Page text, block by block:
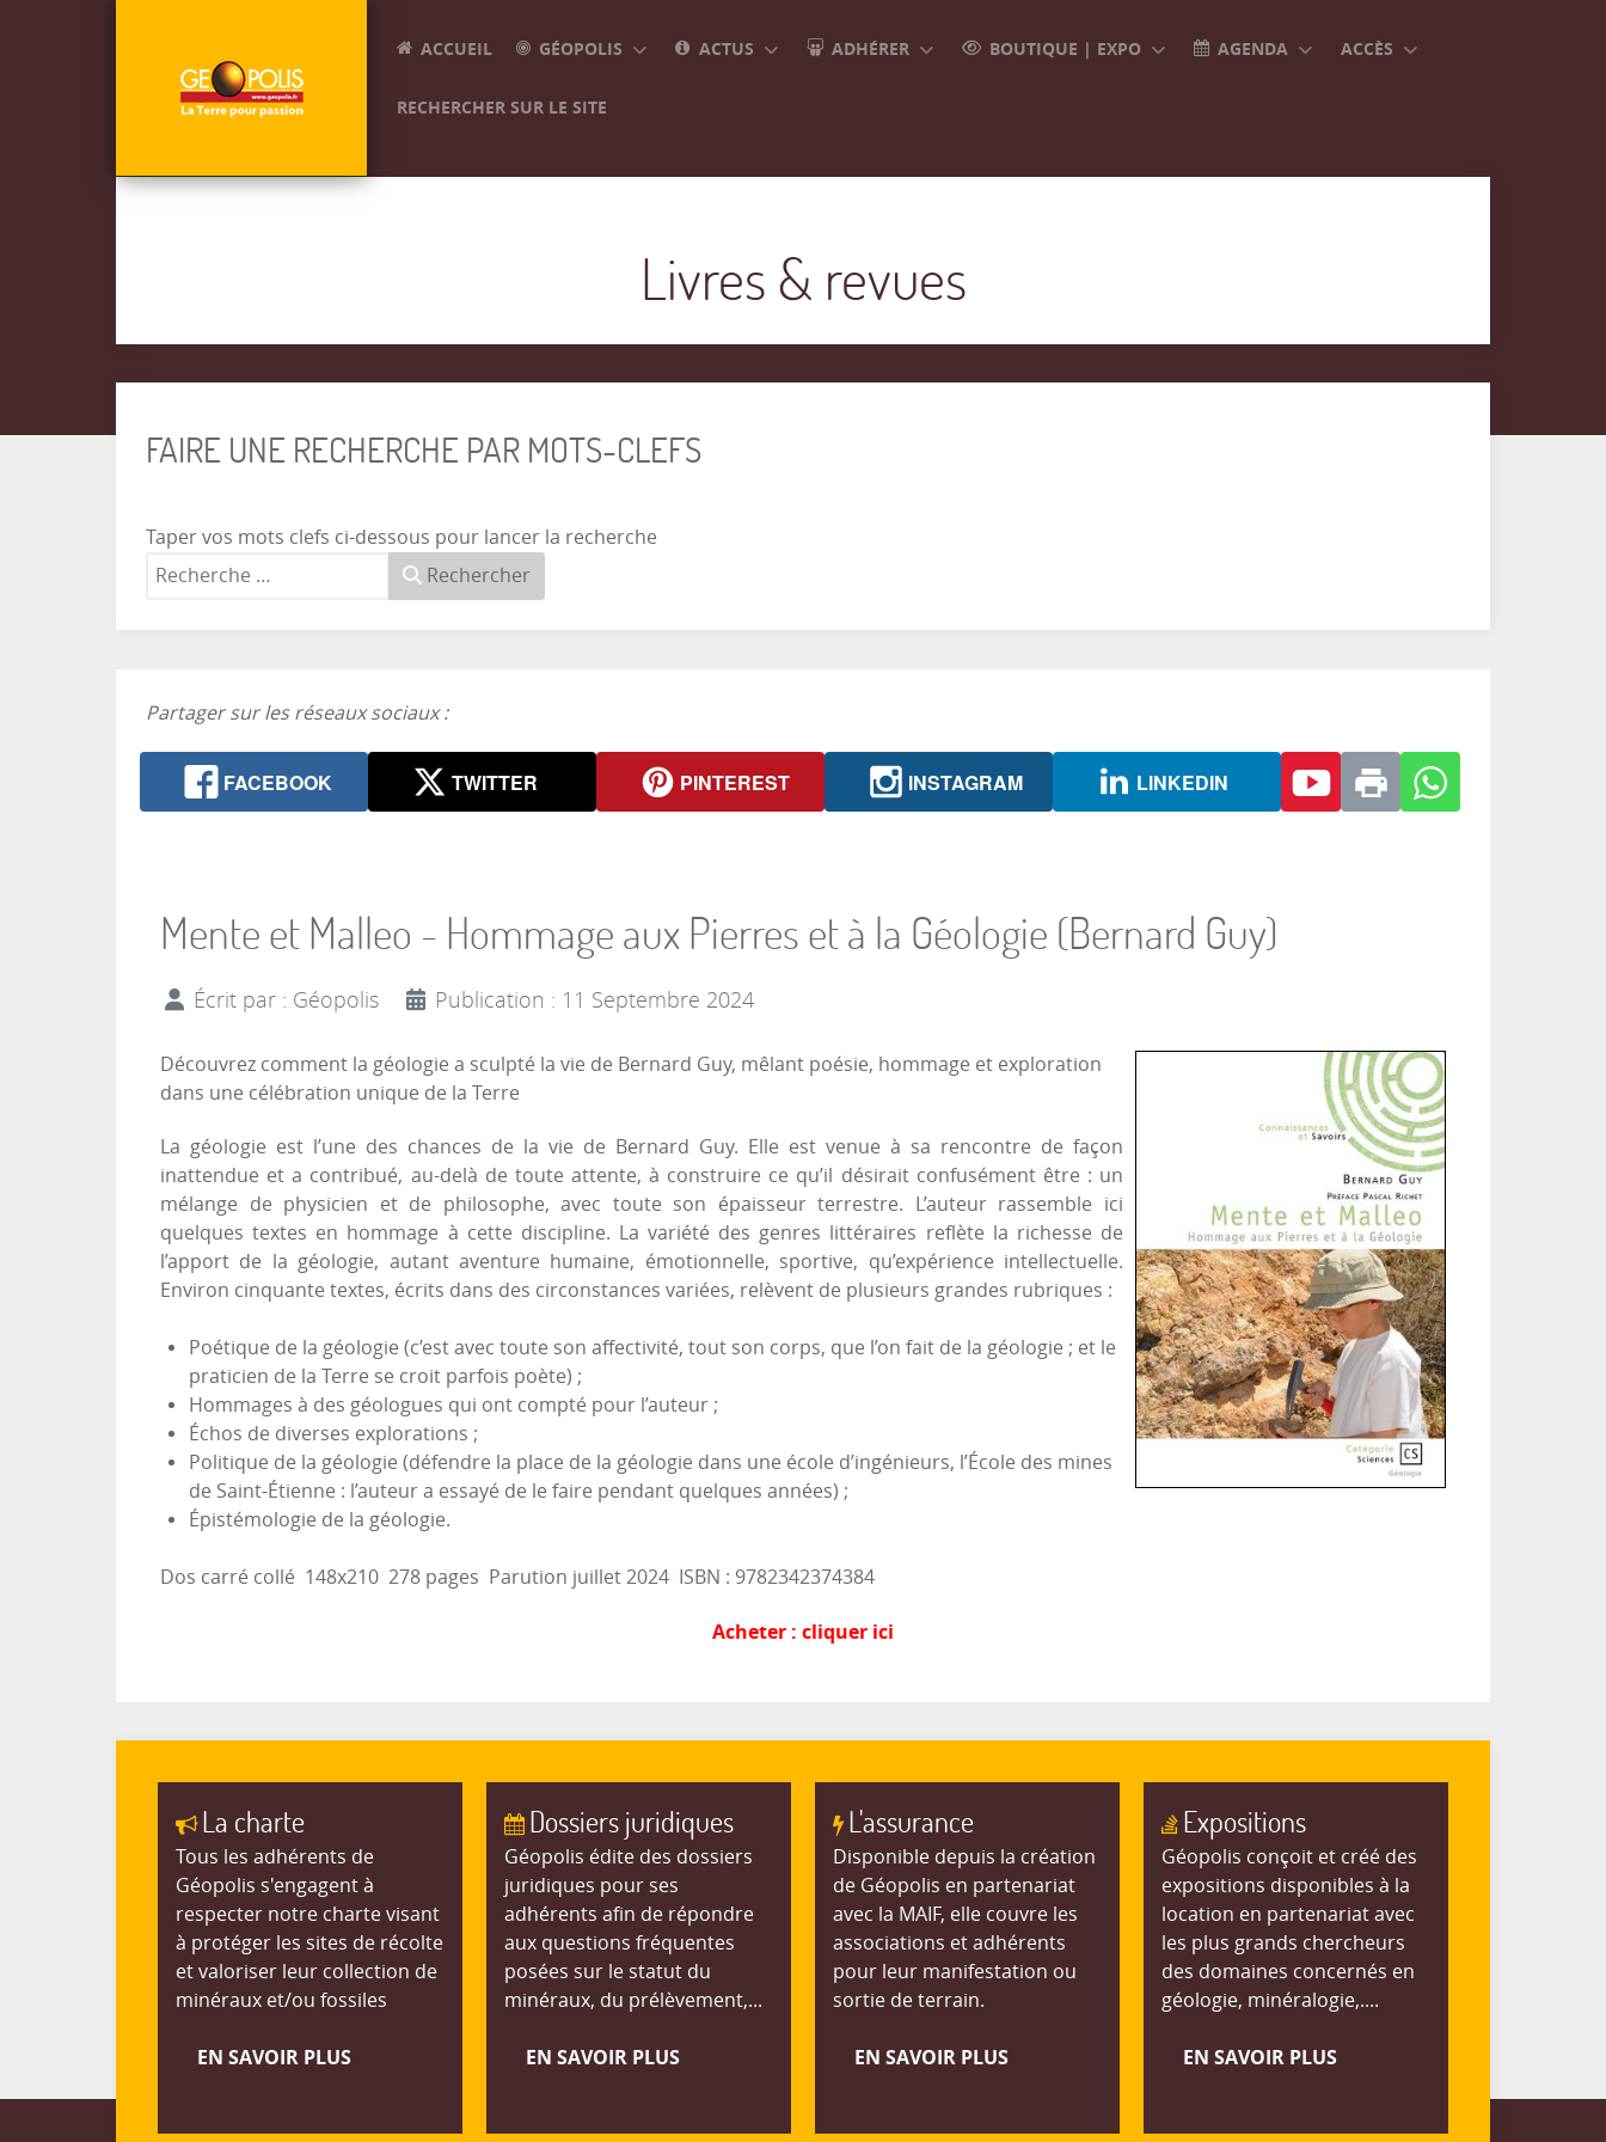
ACCUEIL GÉOPOLIS ACTUS ADHÉRER BOUTIQUE | EXPO AGENDA ACCÈS
RECHERCHER SUR LE SITE
Livres & revues
FAIRE UNE RECHERCHE PAR MOTS-CLEFS
Taper vos mots clefs ci-dessous pour lancer la recherche
Rechercher
Partager sur les réseaux sociaux :
FACEBOOK TWITTER PINTEREST INSTAGRAM LINKEDIN
Mente et Malleo - Hommage aux Pierres et à la Géologie (Bernard Guy)
Écrit par : Géopolis Publication : 11 Septembre 2024
Découvrez comment la géologie a sculpté la vie de Bernard Guy, mêlant poésie, hommage et exploration
dans une célébration unique de la Terre
La géologie est l’une des chances de la vie de Bernard Guy. Elle est venue à sa rencontre de façon
inattendue et a contribué, au-delà de toute attente, à construire ce qu’il désirait confusément être : un
mélange de physicien et de philosophe, avec toute son épaisseur terrestre. L’auteur rassemble ici
quelques textes en hommage à cette discipline. La variété des genres littéraires reflète la richesse de
l’apport de la géologie, autant aventure humaine, émotionnelle, sportive, qu’expérience intellectuelle.
Environ cinquante textes, écrits dans des circonstances variées, relèvent de plusieurs grandes rubriques :
Poétique de la géologie (c’est avec toute son affectivité, tout son corps, que l’on fait de la géologie ; et le
praticien de la Terre se croit parfois poète) ;
Hommages à des géologues qui ont compté pour l’auteur ;
Échos de diverses explorations ;
Politique de la géologie (défendre la place de la géologie dans une école d’ingénieurs, l’École des mines
de Saint-Étienne : l’auteur a essayé de le faire pendant quelques années) ;
Épistémologie de la géologie.
Dos carré collé 148x210 278 pages Parution juillet 2024 ISBN : 9782342374384
Acheter : cliquer ici
La charte
Tous les adhérents de
Géopolis s'engagent à
respecter notre charte visant
à protéger les sites de récolte
et valoriser leur collection de
minéraux et/ou fossiles
EN SAVOIR PLUS
Dossiers juridiques
Géopolis édite des dossiers
juridiques pour ses
adhérents afin de répondre
aux questions fréquentes
posées sur le statut du
minéraux, du prélèvement,...
EN SAVOIR PLUS
L'assurance
Disponible depuis la création
de Géopolis en partenariat
avec la MAIF, elle couvre les
associations et adhérents
pour leur manifestation ou
sortie de terrain.
EN SAVOIR PLUS
Expositions
Géopolis conçoit et créé des
expositions disponibles à la
location en partenariat avec
les plus grands chercheurs
des domaines concernés en
géologie, minéralogie,....
EN SAVOIR PLUS